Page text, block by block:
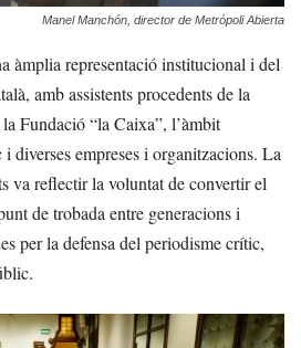
Manel Manchón, director de Metrópoli Abierta
àmplia representació institucional i del
amb assistents procedents de la
Fundació “la Caixa”, l’àmbit
diverses empreses i organitzacions. La
va reflectir la voluntat de convertir el
de trobada entre generacions i
per la defensa del periodisme crític,